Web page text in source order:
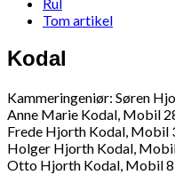
Tom artikel
Kodal
Kammeringeniør: Søren
Anne Marie Kodal, Mobil
Frede Hjorth Kodal, Mobil
Holger Hjorth Kodal,
Otto Hjorth Kodal, Mobil